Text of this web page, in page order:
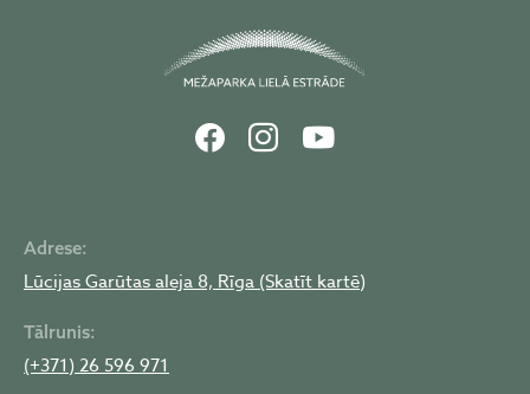
Adrese:
Lūcijas Garūtas aleja 8, Rīga (Skatīt kartē)
Tālrunis:
(+371) 26 596 971